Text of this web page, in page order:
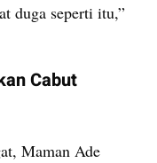
duga seperti itu,”
Cabut
Maman Ade